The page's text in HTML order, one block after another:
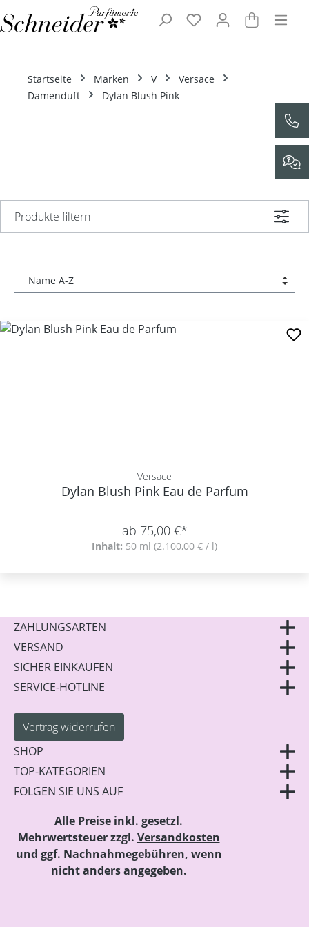
Zum Hauptinhalt springen
Startseite Marken V
Versace
Damenduft
Dylan Blush Pink
Produkte filtern
Versace
Dylan Blush Pink Eau de Parfum
ab 75,00 €*
Inhalt: 50 ml (2.100,00 € / l)
ZAHLUNGSARTEN
VERSAND
SICHER EINKAUFEN
SERVICE-HOTLINE
Vertrag widerrufen
SHOP
TOP-KATEGORIEN
FOLGEN SIE UNS AUF
Alle Preise inkl. gesetzl.
Mehrwertsteuer zzgl. Versandkosten
und ggf. Nachnahmegebühren, wenn
nicht anders angegeben.